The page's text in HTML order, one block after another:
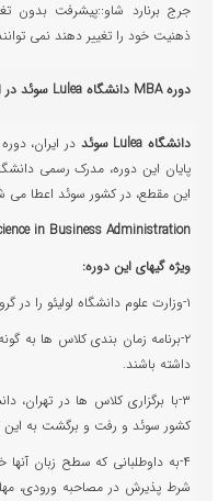
جرج برنارد شاو::پیشرفت بدون
ذهنیت خود را تغییر دهند نمی
دورهMBA دانشگاه Lulea سوئد در
دانشگاه Lulea سوئد در ایران،
پایان این دوره، مدرک رسمی
این مقطع، در کشور سوئد اعطا
in Business Administration
ویژه گیهای این دوره:
۱-وزارت علوم دانشگاه لولیئو را در گروه دانشگاههای ممتاز ارزیابی کرده است.
۲-برنامه زمان بندی کلاس ها به
داشته باشند.
۳-با برگزاری کلاس ها در
کشور سوئد و رفت و برگشت به این
۴-به داوطلبانی که سطح زبان
شرط پذیرش در مصاحبه ورودی،